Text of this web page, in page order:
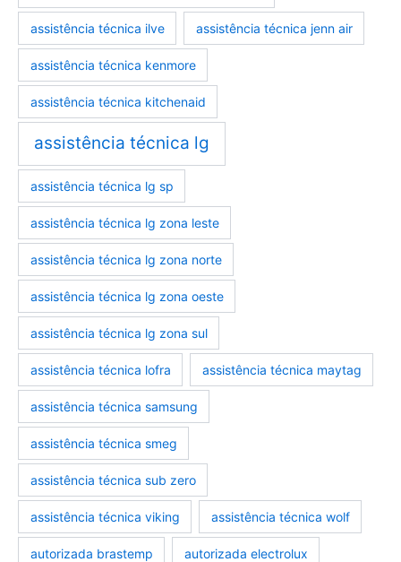
assistência técnica ilve assistência técnica jenn air
assistência técnica kenmore
assistência técnica kitchenaid
assistência técnica lg
assistência técnica lg sp
assistência técnica lg zona leste
assistência técnica lg zona norte
assistência técnica lg zona oeste
assistência técnica lg zona sul
assistência técnica lofra assistência técnica maytag
assistência técnica samsung
assistência técnica smeg
assistência técnica sub zero
assistência técnica viking assistência técnica wolf
autorizada brastemp autorizada electrolux